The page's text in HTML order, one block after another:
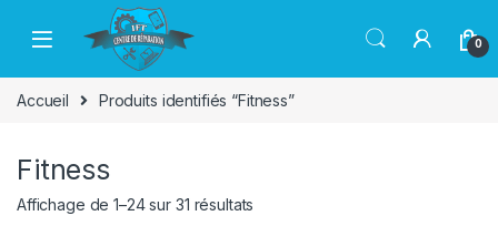
Passer à la navigation
Aller au contenu
0
Accueil Produits identifiés “Fitness”
Fitness
Affichage de 1–24 sur 31 résultats